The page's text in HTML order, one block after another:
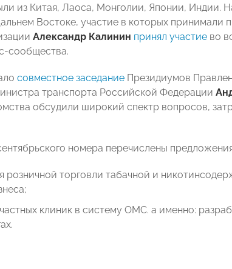
из Китая, Лаоса, Монголии, Японии, Индии.
Востоке, участие в которых принимали
Александр Калинин принял участие во
сообщества.
совместное заседание Президиумов
транспорта Российской Федерации
обсудили широкий спектр вопросов,
номера перечислены
розничной торговли табачной и
клиник в систему ОМС. а именно: